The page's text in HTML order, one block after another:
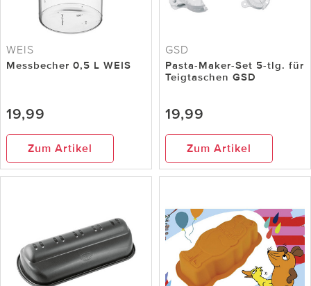
WEIS
Messbecher 0,5 L WEIS
19,99
Zum Artikel
GSD
Pasta-Maker-Set 5-tlg. für
Teigtaschen GSD
19,99
Zum Artikel